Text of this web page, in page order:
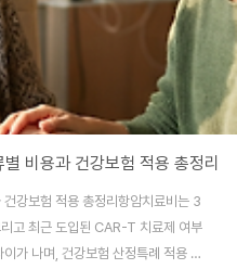
비용과 건강보험 적용 총정리
강보험 적용 총정리항암치료비는 3
고 최근 도입된 CAR-T 치료제 여부
가 나며, 건강보험 산정특례 적용 시